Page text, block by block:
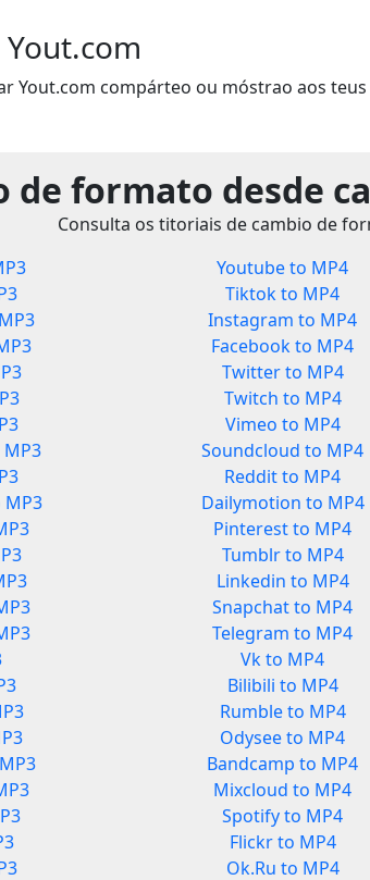
Yout.com compárteo ou móstrao aos
de formato desde
Consulta os titoriais de cambio de
Youtube to MP4
Tiktok to MP4
Instagram to MP4
Facebook to MP4
Twitter to MP4
Twitch to MP4
Vimeo to MP4
Soundcloud to MP4
Reddit to MP4
Dailymotion to MP4
Pinterest to MP4
Tumblr to MP4
Linkedin to MP4
Snapchat to MP4
Telegram to MP4
Vk to MP4
Bilibili to MP4
Rumble to MP4
Odysee to MP4
Bandcamp to MP4
Mixcloud to MP4
Spotify to MP4
Flickr to MP4
Ok.Ru to MP4